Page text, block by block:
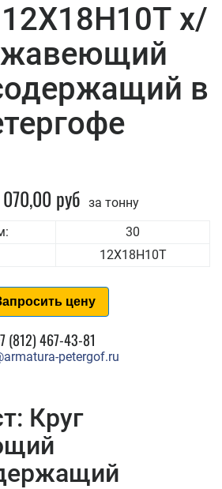
12Х18Н10Т х/
в
руб за тонну
30
12Х18Н10Т
цену
(812) 467-43-81
petergof.ru
Круг